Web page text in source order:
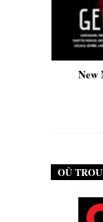
New
OÙ